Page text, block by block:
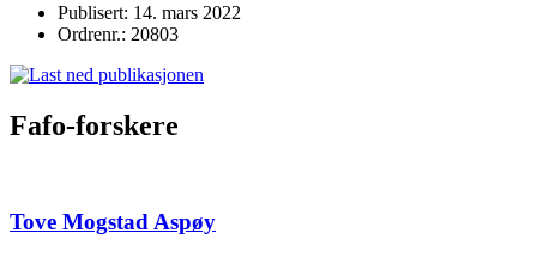
Publisert: 14. mars 2022
Ordrenr.: 20803
Fafo-forskere
Tove Mogstad Aspøy